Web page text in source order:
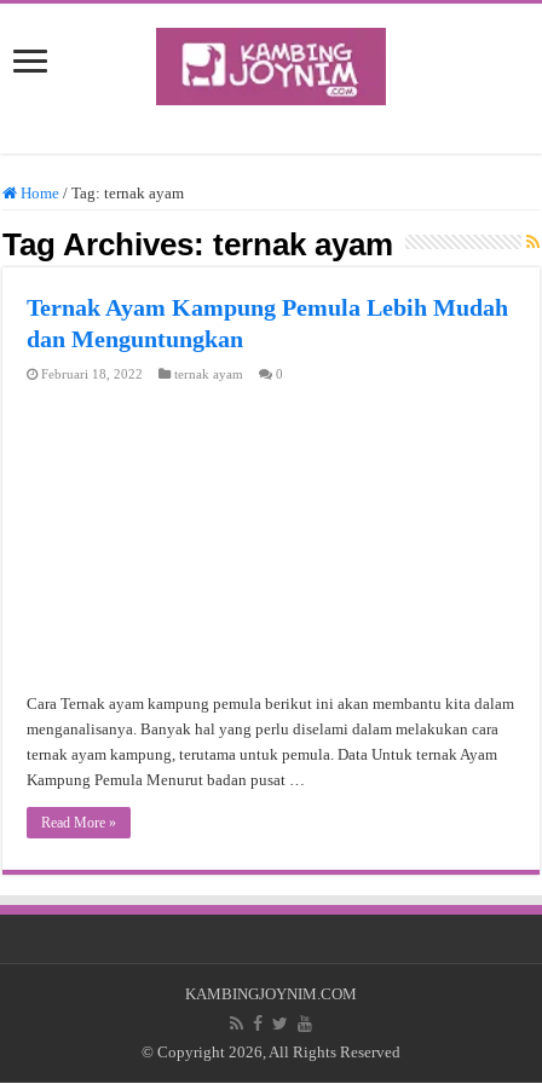
Home / Tag:ternak ayam
Tag Archives:ternak ayam
Ternak Ayam Kampung Pemula Lebih Mudah
dan Menguntungkan
Februari 18, 2022 ternak ayam 0
Cara Ternak ayam kampung pemula berikut ini akan membantu kita dalam
menganalisanya. Banyak hal yang perlu diselami dalam melakukan cara
ternak ayam kampung, terutama untuk pemula. Data Untuk ternak Ayam
Kampung Pemula Menurut badan pusat …
Read More »
KAMBINGJOYNIM.COM
© Copyright 2026, All Rights Reserved